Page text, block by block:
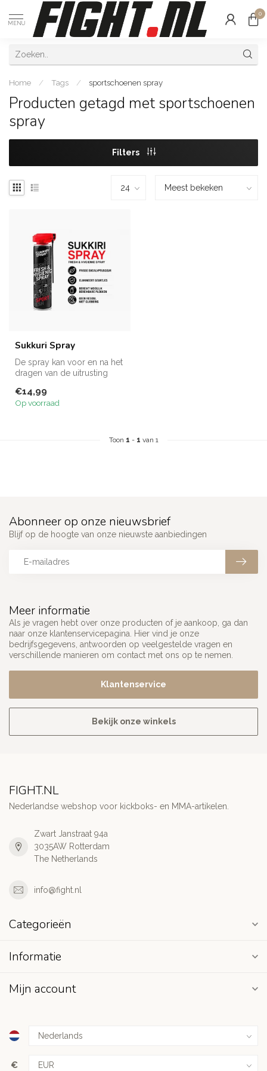
MENU
0
Home / Tags / sportschoenen spray
Producten getagd met sportschoenen
spray
Filters
Sukkuri Spray
De spray kan voor en na het
dragen van de uitrusting
g...
€14,99
Op voorraad
Toon 1 - 1 van 1
Meer informatie
Als je vragen hebt over onze producten of je aankoop, ga dan
naar onze klantenservicepagina. Hier vind je onze
bedrijfsgegevens, antwoorden op veelgestelde vragen en
verschillende manieren om contact met ons op te nemen.
Klantenservice
Bekijk onze winkels
Abonneer op onze nieuwsbrief
Blijf op de hoogte van onze nieuwste aanbiedingen
FIGHT.NL
Nederlandse webshop voor kickboks- en MMA-artikelen.
Zwart Janstraat 94a
3035AW Rotterdam
The Netherlands
info@fight.nl
Categorieën
Informatie
Mijn account
€